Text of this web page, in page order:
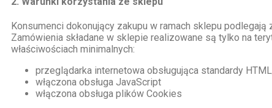
Konsumenci dokonujący zakupu w ramach sklepu
Zamówienia składane w sklepie realizowane są tylko na
właściwościach minimalnych:
przeglądarka internetowa obsługująca standardy
włączona obsługa JavaScript
włączona obsługa plików Cookies